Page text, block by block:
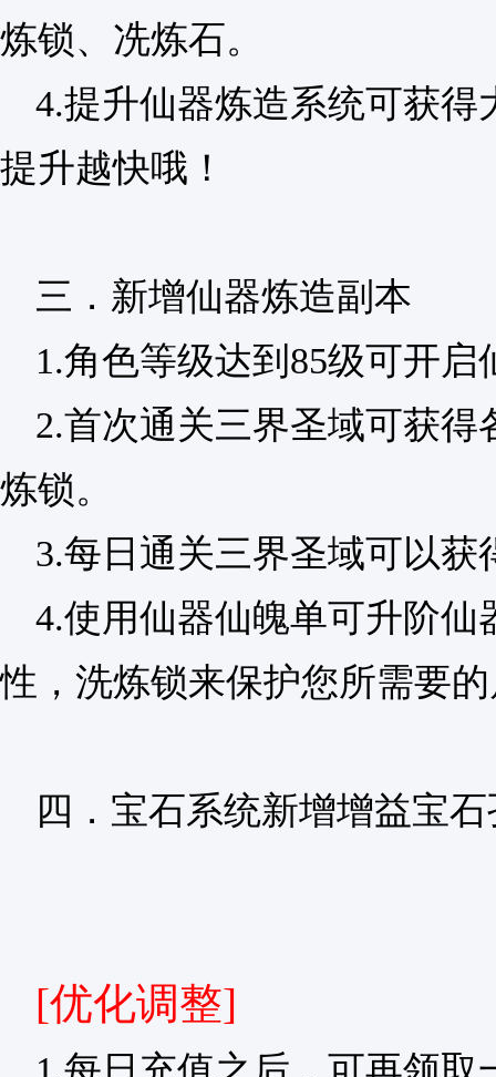
炼锁、冼炼石。
4.提升仙器炼造系统可获
提升越快哦！
三．新增仙器炼造副本
1.角色等级达到85级可开
2.首次通关三界圣域可获
炼锁。
3.每日通关三界圣域可以
4.使用仙器仙魄单可升阶
性，洗炼锁来保护您所需要
四．宝石系统新增增益宝
[优化调整]